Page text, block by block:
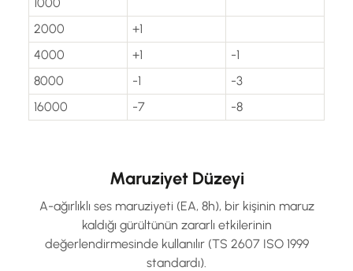
2000
+1
4000
+1
-1
8000
-1
-3
16000
-7 -8
Maruziyet Düzeyi
A-ağırlıklı ses maruziyeti (EA, 8h), bir kişinin maruz
kaldığı gürültünün zararlı etkilerinin
değerlendirmesinde kullanılır (TS 2607 ISO 1999
standardı).